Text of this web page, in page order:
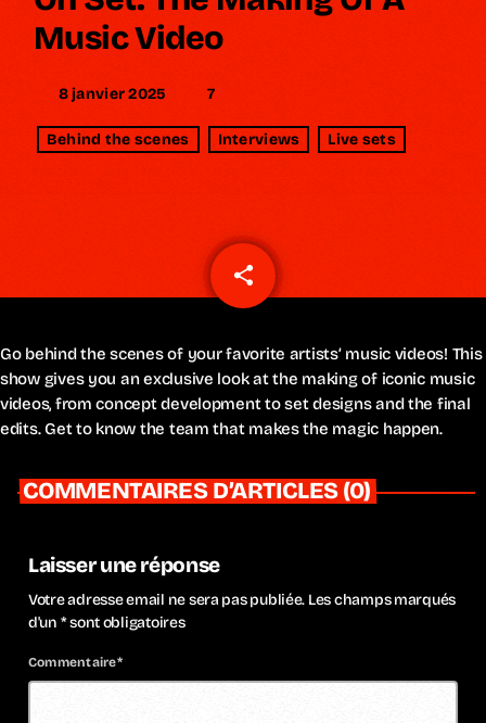
Music Video
8 janvier 2025 7
Behind the scenes Interviews Live sets
share
email
Go behind the scenes of your favorite artists’ music videos! This
show gives you an exclusive look at the making of iconic music
videos, from concept development to set designs and the final
edits. Get to know the team that makes the magic happen.
COMMENTAIRES D’ARTICLES (0)
Laisser une réponse
Votre adresse email ne sera pas publiée. Les champs marqués
d'un * sont obligatoires
Commentaire*